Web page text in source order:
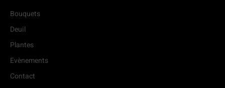
Bouquets
Deuil
Plantes
Evènements
Contact